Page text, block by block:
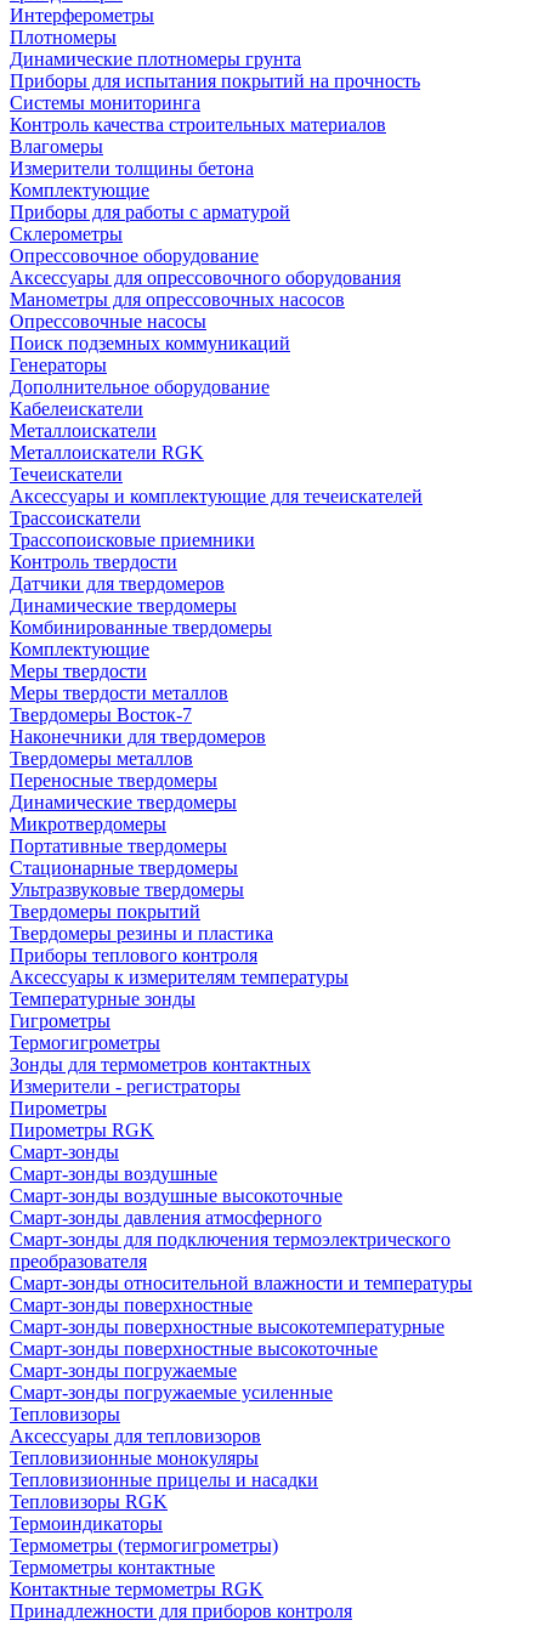
Интерферометры
Плотномеры
Динамические плотномеры грунта
Приборы для испытания покрытий на прочность
Системы мониторинга
Контроль качества строительных материалов
Влагомеры
Измерители толщины бетона
Комплектующие
Приборы для работы с арматурой
Склерометры
Опрессовочное оборудование
Аксессуары для опрессовочного оборудования
Манометры для опрессовочных насосов
Опрессовочные насосы
Поиск подземных коммуникаций
Генераторы
Дополнительное оборудование
Кабелеискатели
Металлоискатели
Металлоискатели RGK
Течеискатели
Аксессуары и комплектующие для течеискателей
Трассоискатели
Трассопоисковые приемники
Контроль твердости
Датчики для твердомеров
Динамические твердомеры
Комбинированные твердомеры
Комплектующие
Меры твердости
Меры твердости металлов
Твердомеры Восток-7
Наконечники для твердомеров
Твердомеры металлов
Переносные твердомеры
Динамические твердомеры
Микротвердомеры
Портативные твердомеры
Стационарные твердомеры
Ультразвуковые твердомеры
Твердомеры покрытий
Твердомеры резины и пластика
Приборы теплового контроля
Аксессуары к измерителям температуры
Температурные зонды
Гигрометры
Термогигрометры
Зонды для термометров контактных
Измерители - регистраторы
Пирометры
Пирометры RGK
Смарт-зонды
Смарт-зонды воздушные
Смарт-зонды воздушные высокоточные
Смарт-зонды давления атмосферного
Смарт-зонды для подключения термоэлектрического
преобразователя
Смарт-зонды относительной влажности и температуры
Смарт-зонды поверхностные
Смарт-зонды поверхностные высокотемпературные
Смарт-зонды поверхностные высокоточные
Смарт-зонды погружаемые
Смарт-зонды погружаемые усиленные
Тепловизоры
Аксессуары для тепловизоров
Тепловизионные монокуляры
Тепловизионные прицелы и насадки
Тепловизоры RGK
Термоиндикаторы
Термометры (термогигрометры)
Термометры контактные
Контактные термометры RGK
Принадлежности для приборов контроля